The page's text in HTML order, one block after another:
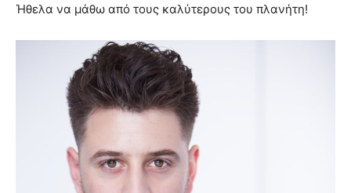
Ήθελα να μάθω από τους καλύτερους του πλανήτη!